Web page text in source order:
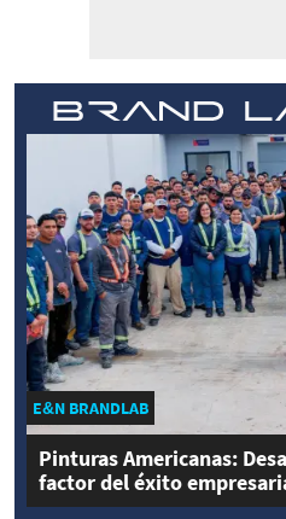
E&N BRANDLAB
Pinturas Americanas:
factor del éxito